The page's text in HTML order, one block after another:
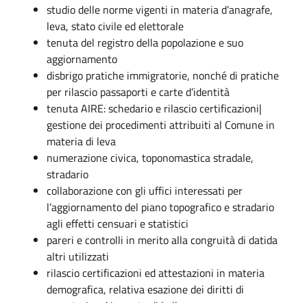
studio delle norme vigenti in materia d’anagrafe,
leva, stato civile ed elettorale
tenuta del registro della popolazione e suo
aggiornamento
disbrigo pratiche immigratorie, nonché di pratiche
per rilascio passaporti e carte d’identità
tenuta AIRE: schedario e rilascio certificazioni|
gestione dei procedimenti attribuiti al Comune in
materia di leva
numerazione civica, toponomastica stradale,
stradario
collaborazione con gli uffici interessati per
l’aggiornamento del piano topografico e stradario
agli effetti censuari e statistici
pareri e controlli in merito alla congruità di datida
altri utilizzati
rilascio certificazioni ed attestazioni in materia
demografica, relativa esazione dei diritti di